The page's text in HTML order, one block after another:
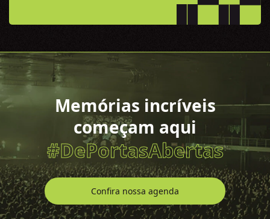
Memórias incríveis
começam aqui
#DePortasAbertas
Confira nossa agenda